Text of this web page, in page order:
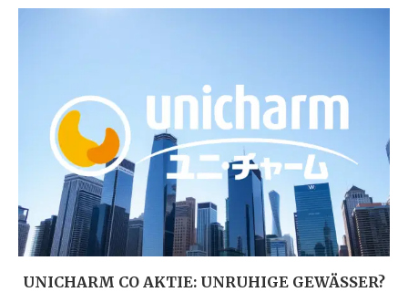
UNICHARM CO AKTIE: UNRUHIGE GEWÄSSER?